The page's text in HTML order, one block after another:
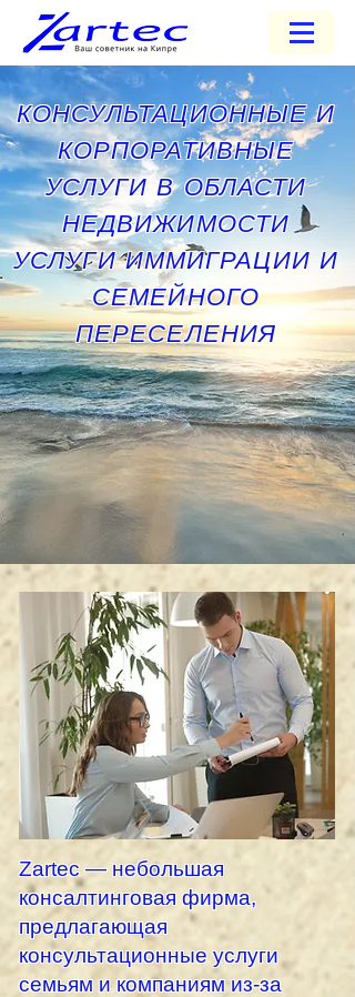
КОНСУЛЬТАЦИОННЫЕ И
КОРПОРАТИВНЫЕ
УСЛУГИ В ОБЛАСТИ
НЕДВИЖИМОСТИ
УСЛУГИ ИММИГРАЦИИ И
СЕМЕЙНОГО
ПЕРЕСЕЛЕНИЯ
Zartec — небольшая
консалтинговая фирма,
предлагающая
консультационные услуги
семьям и компаниям из-за